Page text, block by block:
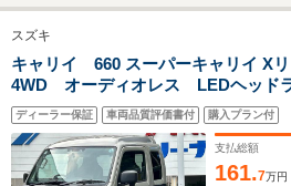
ート ハーマンカード
ンHIFIスピーカー 前
席シートヒーター ハ
ンドルヒーター ワン
オーナー 認定中古
車 2年保証
スズキ
キャリイ 660 スーパーキャリイ Xリ
4WD オーディオレス LEDヘッド
ントリー オーバーヘッドシェルフ
ース 衝突被害軽減ブレーキ 後方
ォグランプ ESP アイドリングスト
ディーラー保証 車両品質評価書付 購入プラン付
支払総額
161.7万円